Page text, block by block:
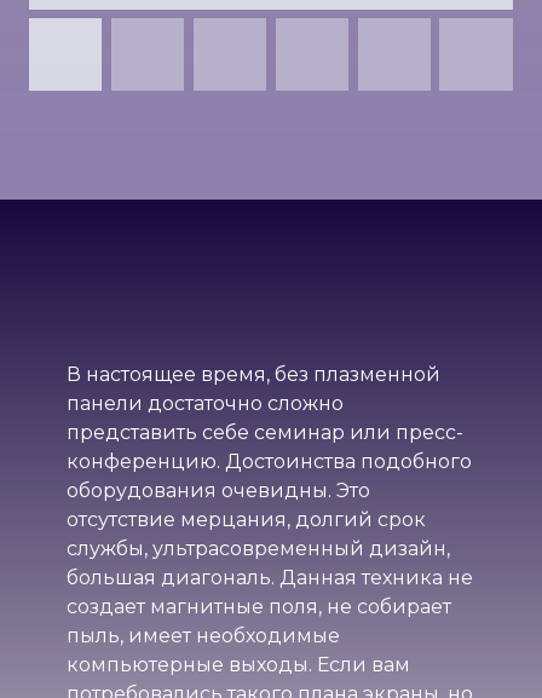
В настоящее время, без плазменной
панели достаточно сложно
представить себе семинар или пресс-
конференцию. Достоинства подобного
оборудования очевидны. Это
отсутствие мерцания, долгий срок
службы, ультрасовременный дизайн,
большая диагональ. Данная техника не
создает магнитные поля, не собирает
пыль, имеет необходимые
компьютерные выходы. Если вам